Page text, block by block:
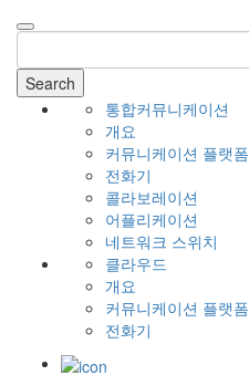
Search
통합커뮤니케이션
개요
커뮤니케이션 플랫폼
전화기
콜라보레이션
어플리케이션
네트워크 스위치
클라우드
개요
커뮤니케이션 플랫폼
전화기